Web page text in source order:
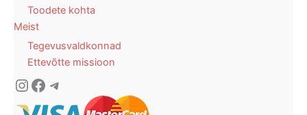
Toodete kohta
Meist
Tegevusvaldkonnad
Ettevõtte missioon
Instagram
Facebook
Telegram